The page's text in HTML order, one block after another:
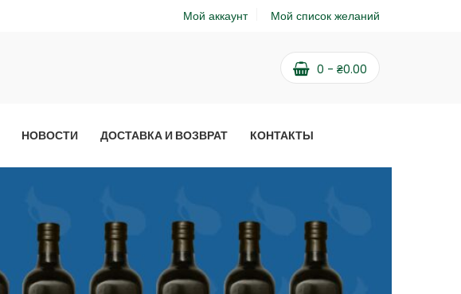
Мой аккаунт Мой список желаний
0 - ₴0.00
НОВОСТИ ДОСТАВКА И ВОЗВРАТ КОНТАКТЫ